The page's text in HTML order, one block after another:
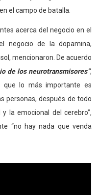
el campo de batalla.
acerca del negocio en el
negocio de la dopamina,
mencionaron. De acuerdo
de los neurotransmisores”,
que lo más importante es
personas, después de todo
la emocional del cerebro”,
“no hay nada que venda